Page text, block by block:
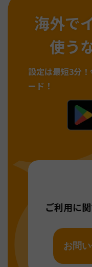
海外で
使う
設定は最短3分！
ード！
ご利用に
お問